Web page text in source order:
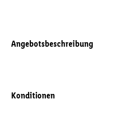
Angebotsbeschreibung
Konditionen